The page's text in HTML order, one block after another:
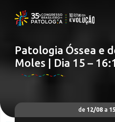
Patologia Óssea e
Moles | Dia 15 –
de 12/08a